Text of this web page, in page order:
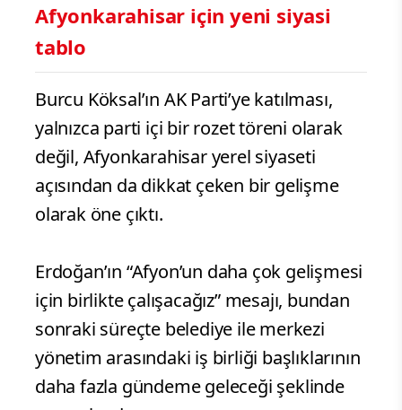
Afyonkarahisar için yeni siyasi
tablo
Burcu Köksal’ın AK Parti’ye katılması,
yalnızca parti içi bir rozet töreni olarak
değil, Afyonkarahisar yerel siyaseti
açısından da dikkat çeken bir gelişme
olarak öne çıktı.
Erdoğan’ın “Afyon’un daha çok gelişmesi
için birlikte çalışacağız” mesajı, bundan
sonraki süreçte belediye ile merkezi
yönetim arasındaki iş birliği başlıklarının
daha fazla gündeme geleceği şeklinde